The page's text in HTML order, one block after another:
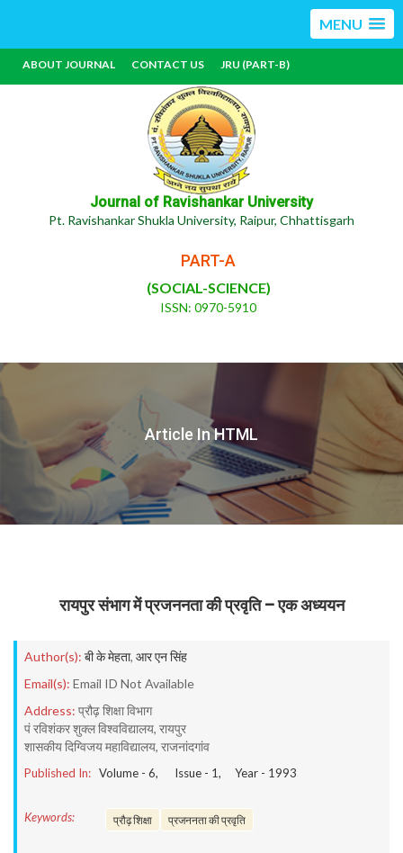
MENU
ABOUT JOURNAL CONTACT US JRU (PART-B)
Journal of Ravishankar University
Pt. Ravishankar Shukla University, Raipur, Chhattisgarh
PART-A
(SOCIAL-SCIENCE)
ISSN: 0970-5910
Article In HTML
रायपुर संभाग में प्रजननता की प्रवृति – एक अध्ययन
Author(s): बी के मेहता, आर एन सिंह
Email(s): Email ID Not Available
Address: प्रौढ़ शिक्षा विभाग
पं रविशंकर शुक्ल विश्वविद्यालय, रायपुर
शासकीय दिग्विजय महाविद्यालय, राजनांदगांव
Published In: Volume - 6, Issue - 1, Year - 1993
Keywords: प्रौढ़ शिक्षा प्रजननता की प्रवृति